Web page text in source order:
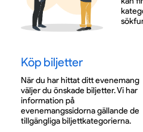
Elvira Gullberg –
perfekt symbios.
Henrik Hjelt –
Magnus Betnér –
utan filter.
Henrik Nyblom –
total originalitet.
Nisse Hallberg – Rå
Köp biljetter
När du har hittat ditt evenemang
väljer du önskade biljetter. Vi har
information på
evenemangssidorna gällande de
tillgängliga biljettkategorierna.